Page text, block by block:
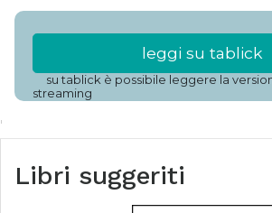
leggi su tablick
su tablick è possibile leggere la
streaming
Libri suggeriti